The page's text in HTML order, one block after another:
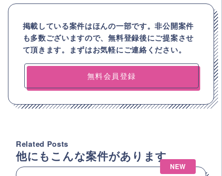
掲載している案件はほんの一部です。非公開案件
も多数ございますので、無料登録後にご提案させ
て頂きます。まずはお気軽にご連絡ください。
無料会員登録
Related Posts
他にもこんな案件があります
NEW